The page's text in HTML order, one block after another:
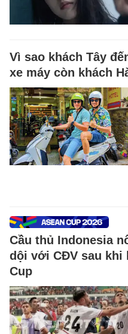
Vì sao khách Tây
xe máy còn khách
Cầu thủ Indonesia
dội với CĐV sau khi
Cup